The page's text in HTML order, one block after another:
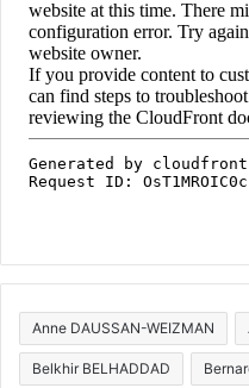
Anne DAUSSAN-WEIZMAN
Belkhir BELHADDAD